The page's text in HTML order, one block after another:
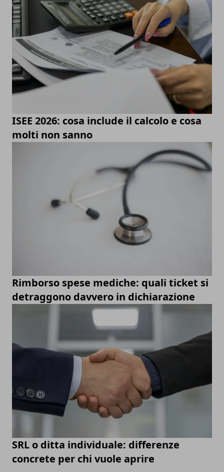
ISEE 2026: cosa include il calcolo e cosa
molti non sanno
Rimborso spese mediche: quali ticket si
detraggono davvero in dichiarazione
SRL o ditta individuale: differenze
concrete per chi vuole aprire